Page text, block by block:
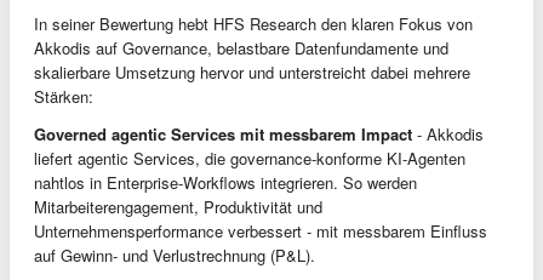
In seiner Bewertung hebt HFS Research den klaren Fokus von
Akkodis auf Governance, belastbare Datenfundamente und
skalierbare Umsetzung hervor und unterstreicht dabei mehrere
Stärken:
Governed agentic Services mit messbarem Impact - Akkodis
liefert agentic Services, die governance‑konforme KI‑Agenten
nahtlos in Enterprise‑Workflows integrieren. So werden
Mitarbeiterengagement, Produktivität und
Unternehmensperformance verbessert - mit messbarem Einfluss
auf Gewinn‑ und Verlustrechnung (P&L).